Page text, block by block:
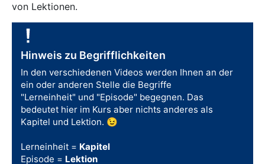
von Lektionen.
Hinweis zu Begrifflichkeiten
In den verschiedenen Videos werden Ihnen an der
ein oder anderen Stelle die Begriffe
"Lerneinheit" und "Episode" begegnen. Das
bedeutet hier im Kurs aber nichts anderes als
Kapitel und Lektion. 😉
Lerneinheit = Kapitel
Episode = Lektion